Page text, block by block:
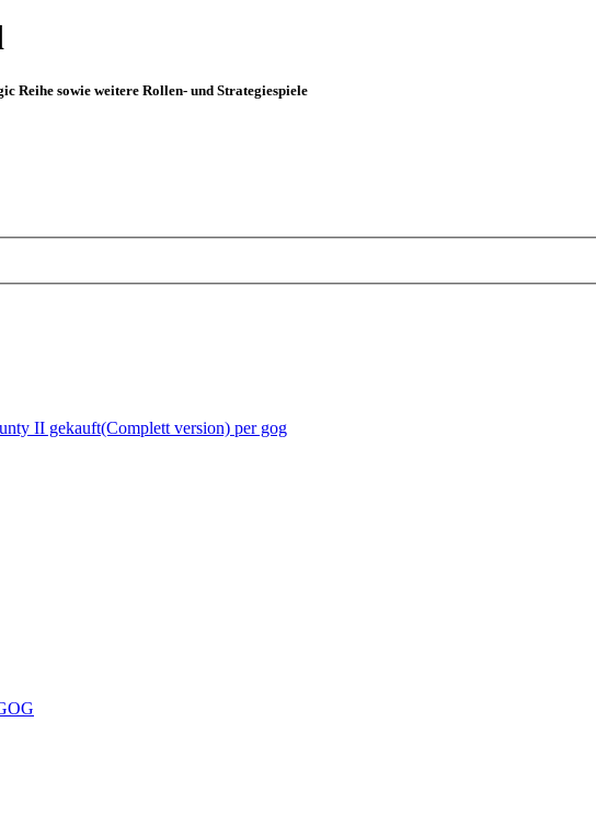
Reihe sowie weitere Rollen- und Strategiespiele
II gekauft(Complett version) per gog